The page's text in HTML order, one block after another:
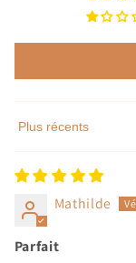
Sort by
Mathilde
Parfait